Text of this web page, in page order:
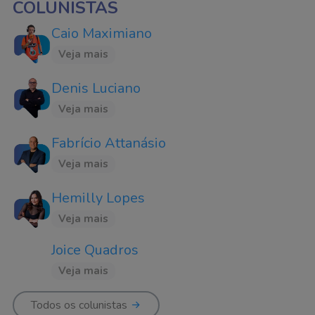
COLUNISTAS
Caio Maximiano
Veja mais
Denis Luciano
Veja mais
Fabrício Attanásio
Veja mais
Hemilly Lopes
Veja mais
Joice Quadros
Veja mais
Todos os colunistas